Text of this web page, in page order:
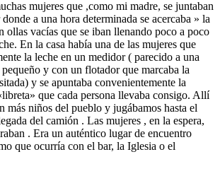
mujeres que ,como mi madre, se juntaban
a una hora determinada se acercaba » la
ollas vacías que se iban llenando poco a poco
En la casa había una de las mujeres que
la leche en un medidor ( parecido a una
y con un flotador que marcaba la
y se apuntaba convenientemente la
que cada persona llevaba consigo. Allí
más niños del pueblo y jugábamos hasta el
del camión . Las mujeres , en la espera,
. Era un auténtico lugar de encuentro
que ocurría con el bar, la Iglesia o el